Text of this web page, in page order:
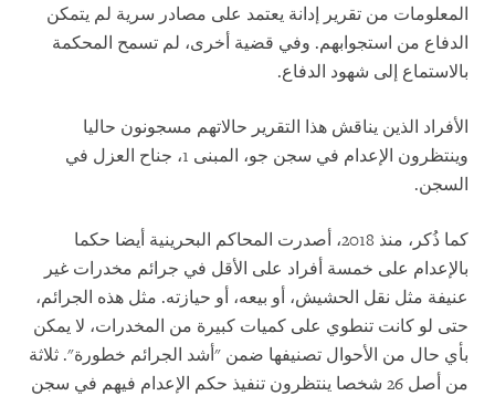
المعلومات من تقرير إدانة يعتمد على مصادر سرية لم يتمكن
الدفاع من استجوابهم. وفي قضية أخرى، لم تسمح المحكمة
بالاستماع إلى شهود الدفاع.
الأفراد الذين يناقش هذا التقرير حالاتهم مسجونون حاليا
وينتظرون الإعدام في سجن جو، المبنى 1، جناح العزل في
السجن.
كما ذُكر، منذ 2018، أصدرت المحاكم البحرينية أيضا حكما
بالإعدام على خمسة أفراد على الأقل في جرائم مخدرات غير
عنيفة مثل نقل الحشيش، أو بيعه، أو حيازته. مثل هذه الجرائم،
حتى لو كانت تنطوي على كميات كبيرة من المخدرات، لا يمكن
بأي حال من الأحوال تصنيفها ضمن "أشد الجرائم خطورة". ثلاثة
من أصل 26 شخصا ينتظرون تنفيذ حكم الإعدام فيهم في سجن